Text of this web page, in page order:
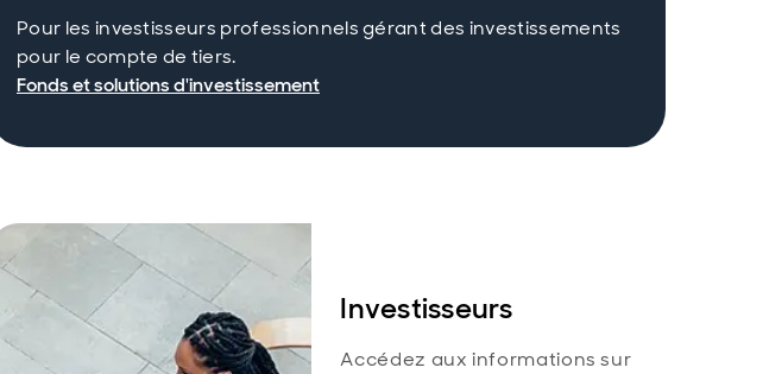
Pour les investisseurs professionnels gérant des investissements
pour le compte de tiers.​
Fonds et solutions d'investissement
Investisseurs
Accédez aux informations sur